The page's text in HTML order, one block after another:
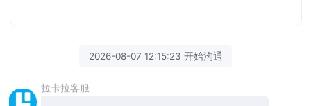
2026-08-07 12:15:23 开始沟通
拉卡拉客服